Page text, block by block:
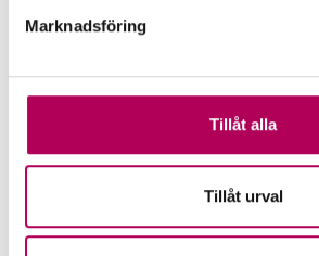
Marknadsföring
Tillåt alla
Tillåt urval
EKN:s garantier